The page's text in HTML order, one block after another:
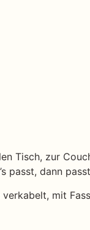
Tisch, zur
passt, dann
mit